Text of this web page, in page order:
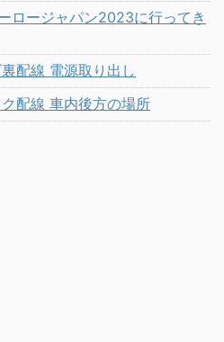
ロージャパン2023に行ってき
配線 電源取り出し
配線 車内後方の場所